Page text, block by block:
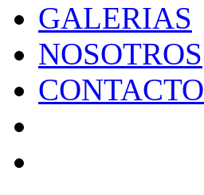
GALERIAS
NOSOTROS
CONTACTO